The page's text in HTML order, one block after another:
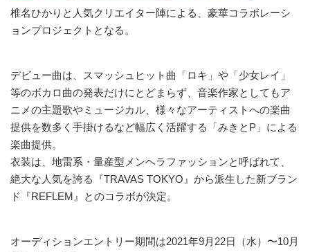
椎名ひかりと人気クリエイター陣による、豪華コラボレーシ
ョンプロジェクトとなる。
デビュー曲は、スマッシュヒット曲「ロキ」や「少女レイ」
等のボカロ曲の発表だけにとどまらず、音楽作家としてもア
ニメの主題歌やミュージカル、様々なアーティストへの楽曲
提供を数多く手掛けるなど幅広く活躍する「みきとP」による
楽曲提供。
衣装は、地雷系・量産型メンヘラファッションと呼ばれて、
絶大な人気を誇る『TRAVAS TOKYO』から派生した新ブラン
ド『REFLEM』とのコラボが決定。
オーディションエントリー期間は2021年9月22日（水）〜10月